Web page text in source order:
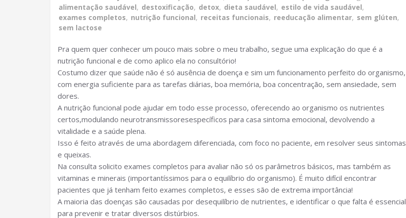
alimentação saudável, destoxificação, detox, dieta saudável, estilo de vida saudável,
exames completos, nutrição funcional, receitas funcionais, reeducação alimentar, sem glúten,
sem lactose
Pra quem quer conhecer um pouco mais sobre o meu trabalho, segue uma explicação do que é a
nutrição funcional e de como aplico ela no consultório!
Costumo dizer que saúde não é só ausência de doença e sim um funcionamento perfeito do organismo,
com energia suficiente para as tarefas diárias, boa memória, boa concentração, sem ansiedade, sem
dores.
A nutrição funcional pode ajudar em todo esse processo, oferecendo ao organismo os nutrientes
certos,modulando neurotransmissoresespecíficos para casa sintoma emocional, devolvendo a
vitalidade e a saúde plena.
Isso é feito através de uma abordagem diferenciada, com foco no paciente, em resolver seus sintomas
e queixas.
Na consulta solicito exames completos para avaliar não só os parâmetros básicos, mas também as
vitaminas e minerais (importantíssimos para o equilíbrio do organismo). É muito difícil encontrar
pacientes que já tenham feito exames completos, e esses são de extrema importância!
A maioria das doenças são causadas por desequilíbrio de nutrientes, e identificar o que falta é essencial
para prevenir e tratar diversos distúrbios.